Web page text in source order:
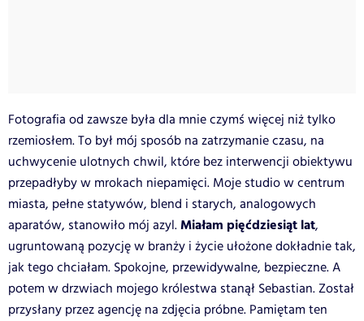
Fotografia od zawsze była dla mnie czymś więcej niż tylko
rzemiosłem. To był mój sposób na zatrzymanie czasu, na
uchwycenie ulotnych chwil, które bez interwencji obiektywu
przepadłyby w mrokach niepamięci. Moje studio w centrum
miasta, pełne statywów, blend i starych, analogowych
aparatów, stanowiło mój azyl.Miałam pięćdziesiąt lat,
ugruntowaną pozycję w branży i życie ułożone dokładnie tak,
jak tego chciałam. Spokojne, przewidywalne, bezpieczne. A
potem w drzwiach mojego królestwa stanął Sebastian. Został
przysłany przez agencję na zdjęcia próbne. Pamiętam ten